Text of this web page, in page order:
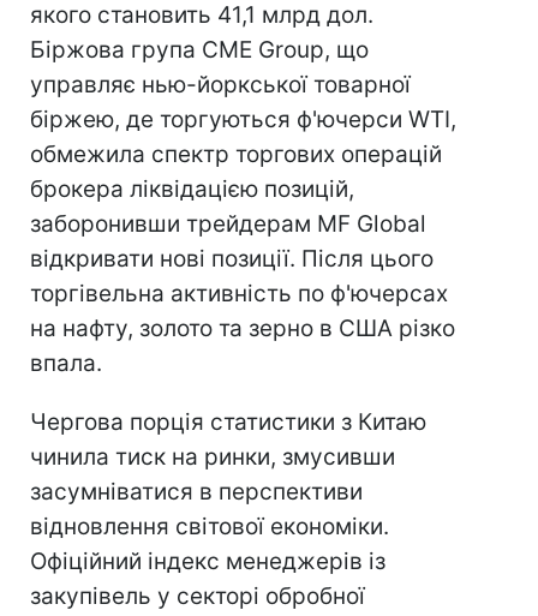
якого становить 41,1 млрд дол.
Біржова група CME Group, що
управляє нью-йоркської товарної
біржею, де торгуються ф'ючерси WTI,
обмежила спектр торгових операцій
брокера ліквідацією позицій,
заборонивши трейдерам MF Global
відкривати нові позиції. Після цього
торгівельна активність по ф'ючерсах
на нафту, золото та зерно в США різко
впала.
Чергова порція статистики з Китаю
чинила тиск на ринки, змусивши
засумніватися в перспективи
відновлення світової економіки.
Офіційний індекс менеджерів із
закупівель у секторі обробної